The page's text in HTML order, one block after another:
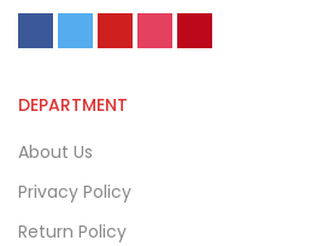
DEPARTMENT
About Us
Privacy Policy
Return Policy